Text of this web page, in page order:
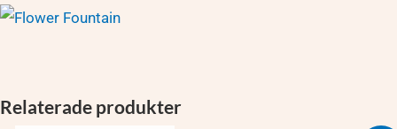
Relaterade produkter